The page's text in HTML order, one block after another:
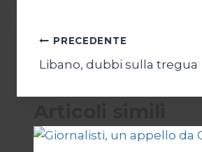
Navigazione
articoli
PRECEDENTE
Libano, dubbi sulla tregua